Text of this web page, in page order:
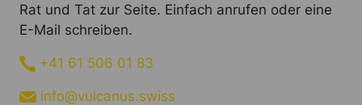
Rat und Tat zur Seite. Einfach anrufen oder eine
E-Mail schreiben.
+41 61 506 01 83
info@vulcanus.swiss